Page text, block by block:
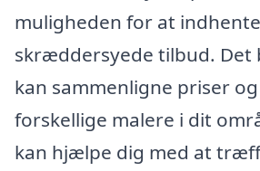
muligheden for at indhente
skræddersyede tilbud. Det
kan sammenligne priser
forskellige malere i dit
kan hjælpe dig med at